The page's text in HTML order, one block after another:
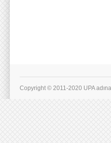
Copyright © 2011-2020 UPA adına